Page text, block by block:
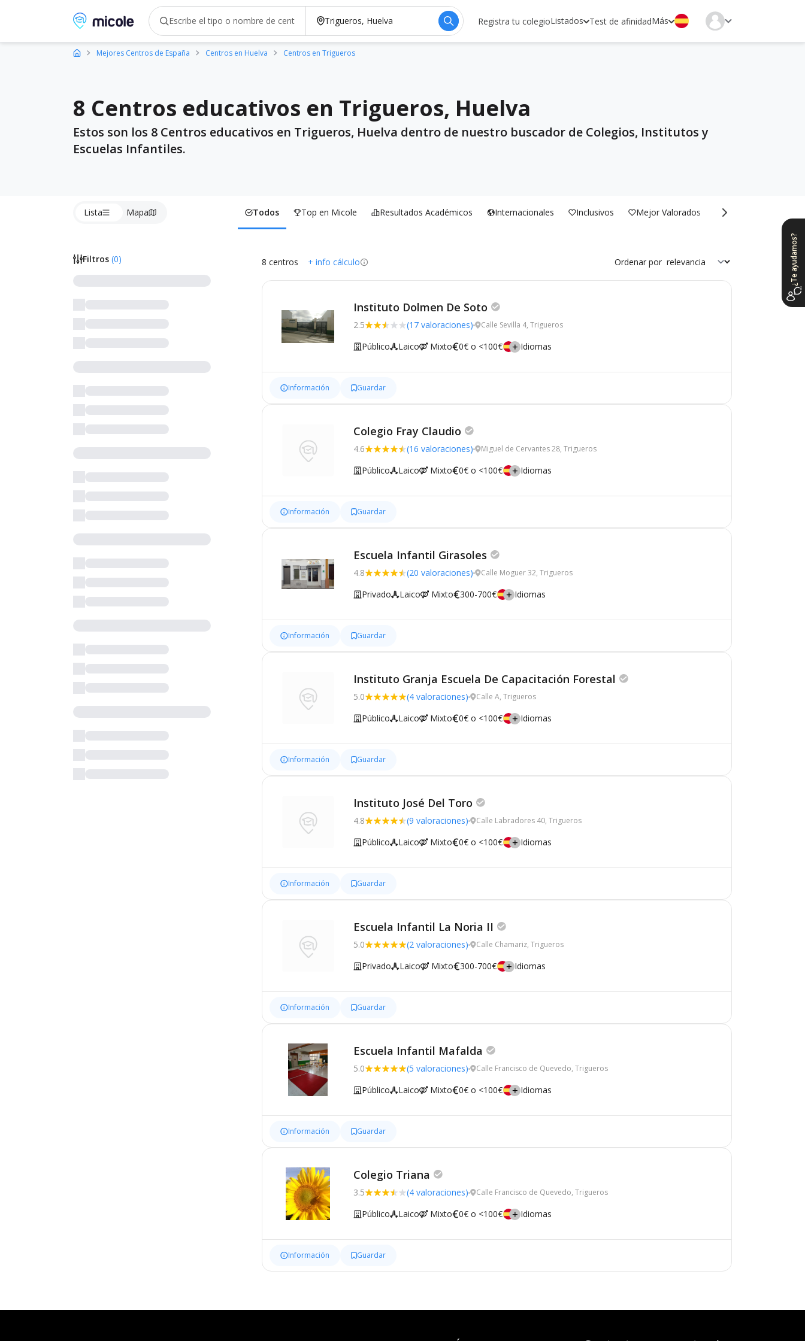
Micole, buscador de colegios Registra tu colegioListados Test de afinidadMás
Mejores Centros de España Centros en Huelva Centros en Trigueros
8 Centros educativos en Trigueros, Huelva
Estos son los 8 Centros educativos en Trigueros, Huelva dentro de nuestro buscador de Colegios, Institutos y
Escuelas Infantiles.
Lista Mapa Todos Top en Micole Resultados Académicos Internacionales Inclusivos Mejor Valorados Bilingües
Filtros (0) 8 centros + info cálculo Ordenar por
Instituto Dolmen De Soto
2.5 (17 valoraciones) Calle Sevilla 4, Trigueros
Público Laico Mixto 0€ o <100€ Idiomas
Información Guardar
Colegio Fray Claudio
4.6 (16 valoraciones) Miguel de Cervantes 28, Trigueros
Público Laico Mixto 0€ o <100€ Idiomas
Información Guardar
Escuela Infantil Girasoles
4.8 (20 valoraciones) Calle Moguer 32, Trigueros
Privado Laico Mixto 300-700€ Idiomas
Información Guardar
Instituto Granja Escuela De Capacitación Forestal
5.0 (4 valoraciones) Calle A, Trigueros
Público Laico Mixto 0€ o <100€ Idiomas
Información Guardar
Instituto José Del Toro
4.8 (9 valoraciones) Calle Labradores 40, Trigueros
Público Laico Mixto 0€ o <100€ Idiomas
Información Guardar
Escuela Infantil La Noria II
5.0 (2 valoraciones) Calle Chamariz, Trigueros
Privado Laico Mixto 300-700€ Idiomas
Información Guardar
Escuela Infantil Mafalda
5.0 (5 valoraciones) Calle Francisco de Quevedo, Trigueros
Público Laico Mixto 0€ o <100€ Idiomas
Información Guardar
Colegio Triana
3.5 (4 valoraciones) Calle Francisco de Quevedo, Trigueros
Público Laico Mixto 0€ o <100€ Idiomas
Información Guardar
¿Te ayudamos?